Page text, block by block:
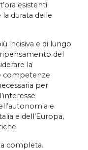
esistenti
durata delle
incisiva e di lungo
del
la
competenze
per
e
e dell’Europa,
completa.